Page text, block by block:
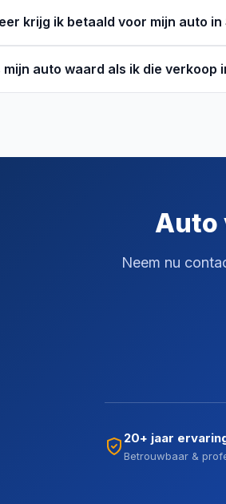
krijg ik betaald voor mijn auto in
mijn auto waard als ik die verkoop
Auto
Neem nu
20+ jaar
Betrouwbaar &